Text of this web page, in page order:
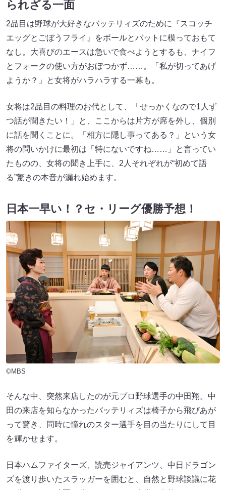
られざる一面
2品目は野球が大好きなバッテリィズのために『スコッチ
エッグとごぼうフライ』をボールとバットに模っておもて
なし。大喜びのエースは急いで食べようとするも、ナイフ
とフォークの使い方がおぼつかず……。「私が切ってあげ
ようか？」と女将がハラハラする一幕も。
女将は2品目の料理のお代として、「せっかくなので1人ず
つ話が聞きたい！」と、ここからは片方が席を外し、個別
に話を聞くことに。「相方に隠し事ってある？」という女
将の問いかけに最初は「特にないですね……」と言ってい
たものの、女将の聞き上手に、2人それぞれが“初めて語
る”驚きの本音が漏れ始めます。
日本一早い！？セ・リーグ優勝予想！
©MBS
そんな中、突然来店したのが元プロ野球選手の中田翔。中
田の来店を知らなかったバッテリィズは椅子から飛びあが
って驚き、同時に憧れのスター選手を目の当たりにして目
を輝かせます。
日本ハムファイターズ、読売ジャイアンツ、中日ドラゴン
ズを渡り歩いたスラッガーを囲むと、自然と野球談議に花